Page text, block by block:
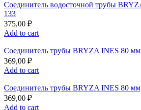
Соединитель водосточной трубы
133
375,00 ₽
Add to cart
Соединитель трубы BRYZA INES 80
369,00 ₽
Add to cart
Соединитель трубы BRYZA INES 80
369,00 ₽
Add to cart